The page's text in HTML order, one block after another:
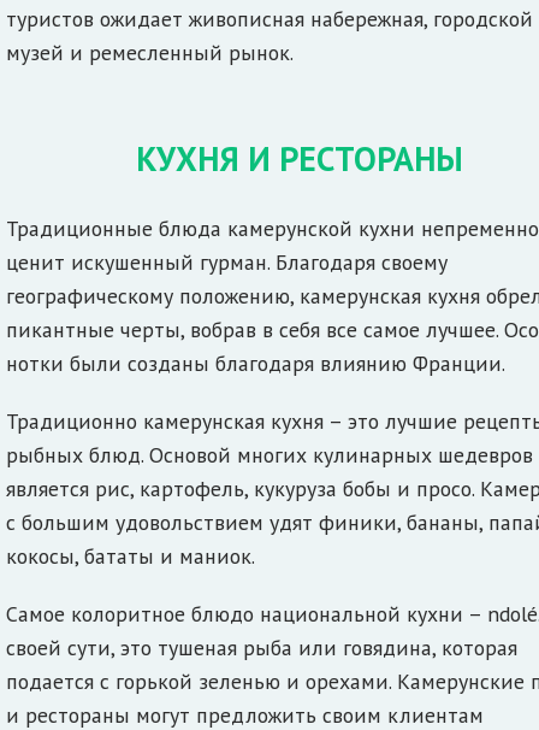
туристов ожидает живописная набережная, городской
музей и ремесленный рынок.
КУХНЯ И РЕСТОРАНЫ
Традиционные блюда камерунской кухни непременно
ценит искушенный гурман. Благодаря своему
географическому положению, камерунская кухня
пикантные черты, вобрав в себя все самое лучшее.
нотки были созданы благодаря влиянию Франции.
Традиционно камерунская кухня – это лучшие
рыбных блюд. Основой многих кулинарных шедевров
является рис, картофель, кукуруза бобы и просо.
с большим удовольствием удят финики, бананы,
кокосы, бататы и маниок.
Самое колоритное блюдо национальной кухни –
своей сути, это тушеная рыба или говядина, которая
подается с горькой зеленью и орехами. Камерунские
и рестораны могут предложить своим клиентам